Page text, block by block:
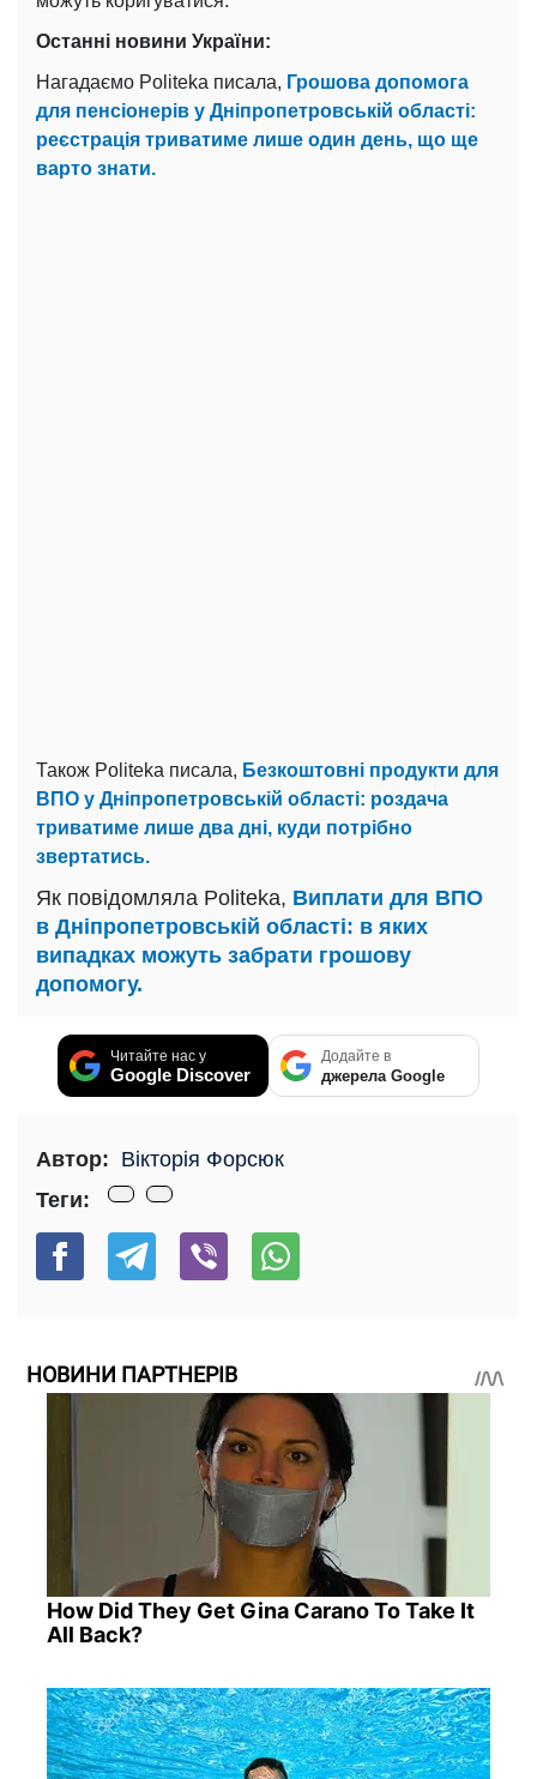
Останні новини України:
Нагадаємо Politeka писала, Грошова допомога
для пенсіонерів у Дніпропетровській області:
реєстрація триватиме лише один день, що ще
варто знати.
Також Politeka писала, Безкоштовні продукти для
ВПО у Дніпропетровській області: роздача
триватиме лише два дні, куди потрібно
звертатись.
Як повідомляла Politeka, Виплати для ВПО
в Дніпропетровській області: в яких
випадках можуть забрати грошову
допомогу.
Читайте нас у
Google Discover
Додайте в
джерела Google
Автор: Вікторія Форсюк
Теги:
НОВИНИ ПАРТНЕРІВ
How Did They Get Gina Carano To Take It
All Back?